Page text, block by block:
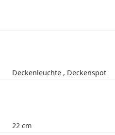
Deckenleuchte , Deckenspot
22 cm